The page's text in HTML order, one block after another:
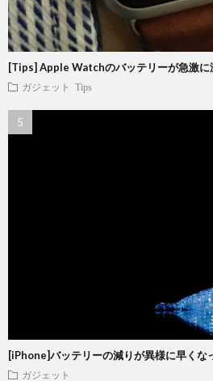
[Tips] Apple Watchのバッテリーが急激に
ガジェット Tips
[iPhone]バッテリーの減りが異様に早くな
ガジェット